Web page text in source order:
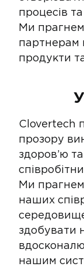
процесів
Ми
партнерам
продукти
Clovertech
прозору
здоров’ю
Ми
наших
здобувати
нашим